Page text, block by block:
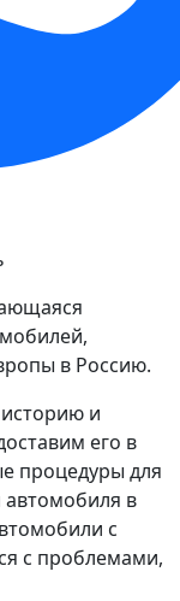
в Россию.
и
его в
процедуры для
в
с
с проблемами,